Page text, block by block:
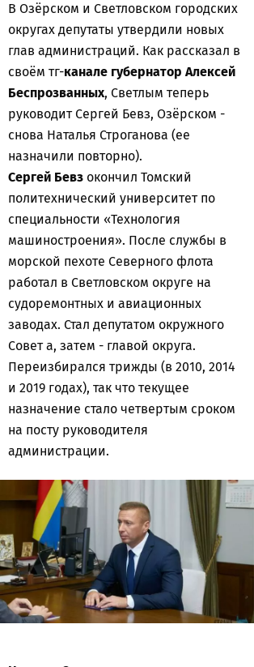
В Озёрском и Светловском городских
округах депутаты утвердили новых
глав администраций. Как рассказал в
своём тг-канале губернатор Алексей
Беспрозванных, Светлым теперь
руководит Сергей Бевз, Озёрском -
снова Наталья Строганова (ее
назначили повторно).
Сергей Бевз окончил Томский
политехнический университет по
специальности «Технология
машиностроения». После службы в
морской пехоте Северного флота
работал в Светловском округе на
судоремонтных и авиационных
заводах. Стал депутатом окружного
Совет а, затем - главой округа.
Переизбирался трижды (в 2010, 2014
и 2019 годах), так что текущее
назначение стало четвертым сроком
на посту руководителя
администрации.